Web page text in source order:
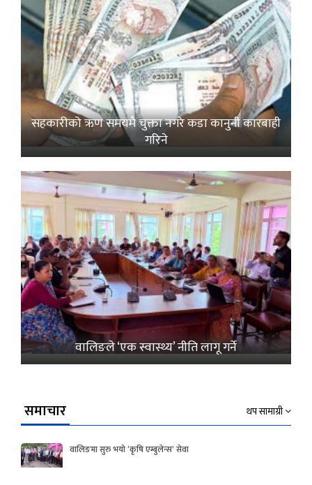
सहकारीको ऋण समयमै चुक्ता नगरे कडा कानुनी कारबाही
गरिने
वालिङले ‘एक स्वास्थ्य’ नीति लागू गर्ने
समाचार थप सामाग्री
वालिङमा सुरु भयो ‘कृषि एम्बुलेन्स’ सेवा